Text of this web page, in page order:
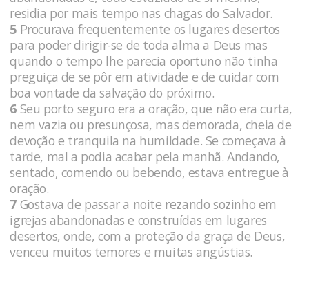
residia por mais tempo nas chagas do Salvador.
5 Procurava frequentemente os lugares desertos
para poder dirigir-se de toda alma a Deus mas
quando o tempo lhe parecia oportuno não tinha
preguiça de se pôr em atividade e de cuidar com
boa vontade da salvação do próximo.
6 Seu porto seguro era a oração, que não era curta,
nem vazia ou presunçosa, mas demorada, cheia de
devoção e tranquila na humildade. Se começava à
tarde, mal a podia acabar pela manhã. Andando,
sentado, comendo ou bebendo, estava entregue à
oração.
7 Gostava de passar a noite rezando sozinho em
igrejas abandonadas e construídas em lugares
desertos, onde, com a proteção da graça de Deus,
venceu muitos temores e muitas angústias.